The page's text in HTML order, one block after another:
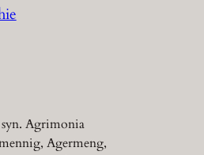
Agrimonia
Agermeng,